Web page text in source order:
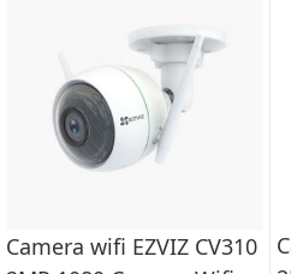
Camera wifi EZVIZ CV310